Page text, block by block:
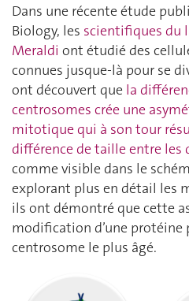
Dans une récente étude
Biology, les scientifiques du
Meraldi ont étudié des
connues jusque-là pour se
ont découvert que la
centrosomes crée une
mitotique qui à son tour
différence de taille entre les
comme visible dans le
explorant plus en détail les
ils ont démontré que cette
modification d’une protéine
centrosome le plus âgé.